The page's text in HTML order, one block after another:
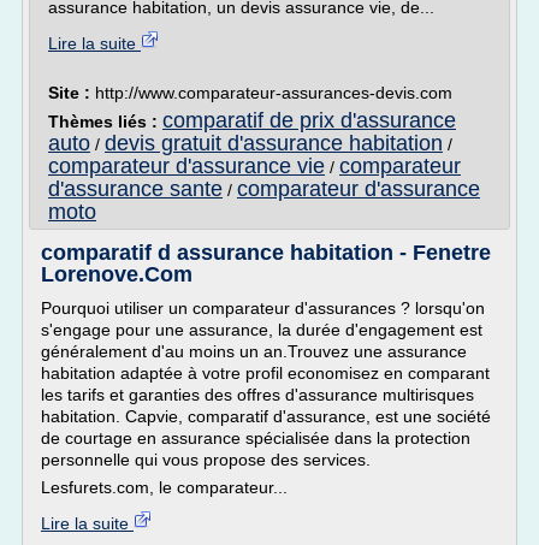
assurance habitation, un devis assurance vie, de...
Lire la suite
Site : http://www.comparateur-assurances-devis.com
Thèmes liés : comparatif de prix d'assurance
auto / devis gratuit d'assurance habitation /
comparateur d'assurance vie / comparateur
d'assurance sante / comparateur d'assurance
moto
comparatif d assurance habitation - Fenetre
Lorenove.Com
Pourquoi utiliser un comparateur d'assurances ? lorsqu'on
s'engage pour une assurance, la durée d'engagement est
généralement d'au moins un an.Trouvez une assurance
habitation adaptée à votre profil economisez en comparant
les tarifs et garanties des offres d'assurance multirisques
habitation. Capvie, comparatif d'assurance, est une société
de courtage en assurance spécialisée dans la protection
personnelle qui vous propose des services.
Lesfurets.com, le comparateur...
Lire la suite